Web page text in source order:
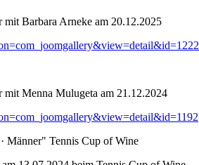
mit Barbara Arneke am 20.12.2025
mit Menna Mulugeta am 21.12.2024
Männer" Tennis Cup of Wine